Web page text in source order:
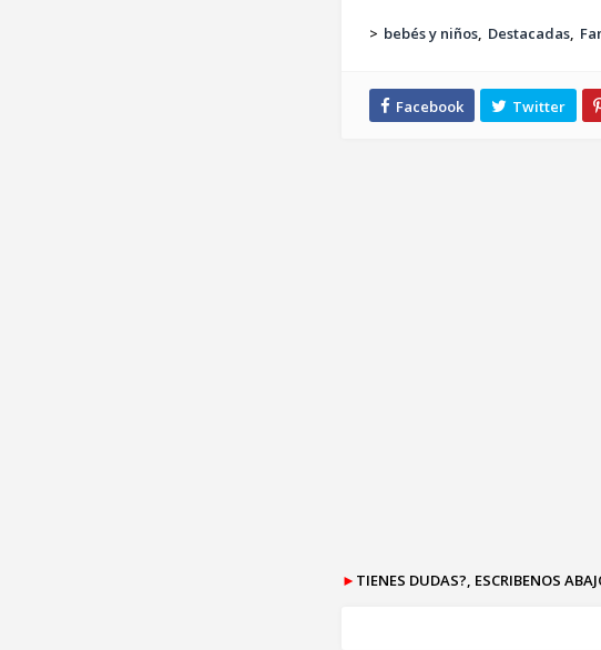
> bebés y niños Destacadas
► TIENES DUDAS?, ESCRIBENOS